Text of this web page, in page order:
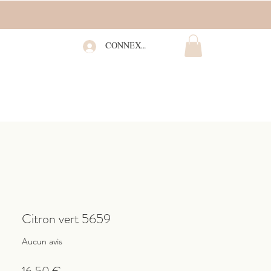
CONNEXION
Citron vert 5659
Aucun avis